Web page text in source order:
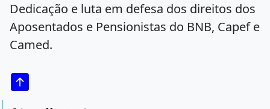
Dedicação e luta em defesa dos direitos dos
Aposentados e Pensionistas do BNB, Capef e
Camed.